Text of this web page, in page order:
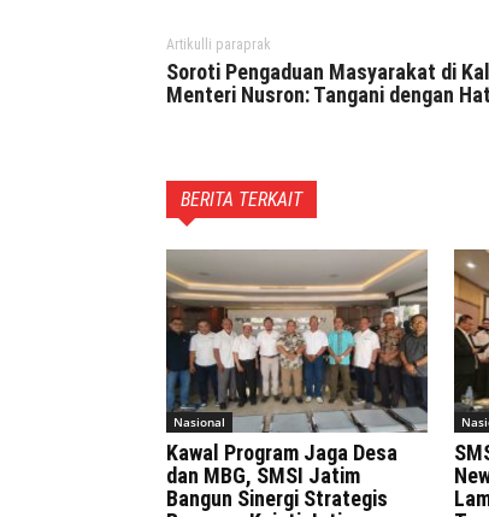
Artikulli paraprak
Soroti Pengaduan Masyarakat di
Menteri Nusron: Tangani dengan
BERITA TERKAIT
Nasional
Kawal Program Jaga Desa
dan MBG, SMSI Jatim
Bangun Sinergi Strategis